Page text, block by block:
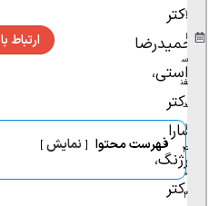
دکتر
حمیدرضا
راستی،
دکتر
سارا
ارژنگ،
دکتر
۰۱
ا
س
فن
د
۱
۴
۰
۲
ارتباط
فهرست محتوا نمایش